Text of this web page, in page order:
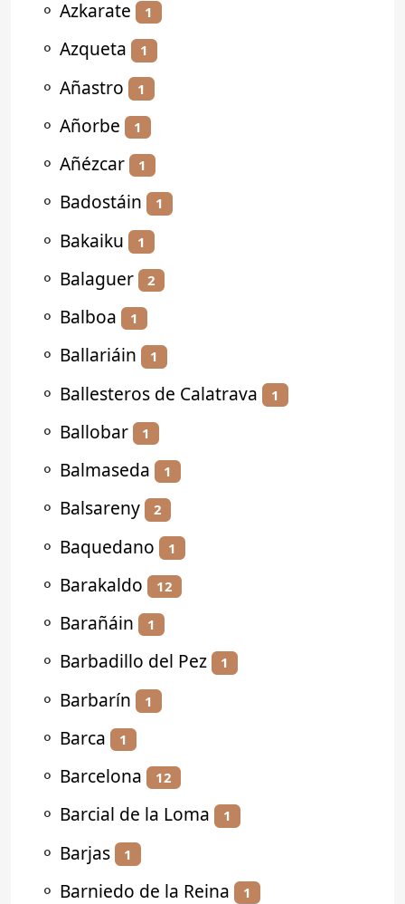
⚬ Azkarate 1
⚬ Azqueta 1
⚬ Añastro 1
⚬ Añorbe 1
⚬ Añézcar 1
⚬ Badostáin 1
⚬ Bakaiku 1
⚬ Balaguer 2
⚬ Balboa 1
⚬ Ballariáin 1
⚬ Ballesteros de Calatrava 1
⚬ Ballobar 1
⚬ Balmaseda 1
⚬ Balsareny 2
⚬ Baquedano 1
⚬ Barakaldo 12
⚬ Barañáin 1
⚬ Barbadillo del Pez 1
⚬ Barbarín 1
⚬ Barca 1
⚬ Barcelona 12
⚬ Barcial de la Loma 1
⚬ Barjas 1
⚬ Barniedo de la Reina 1